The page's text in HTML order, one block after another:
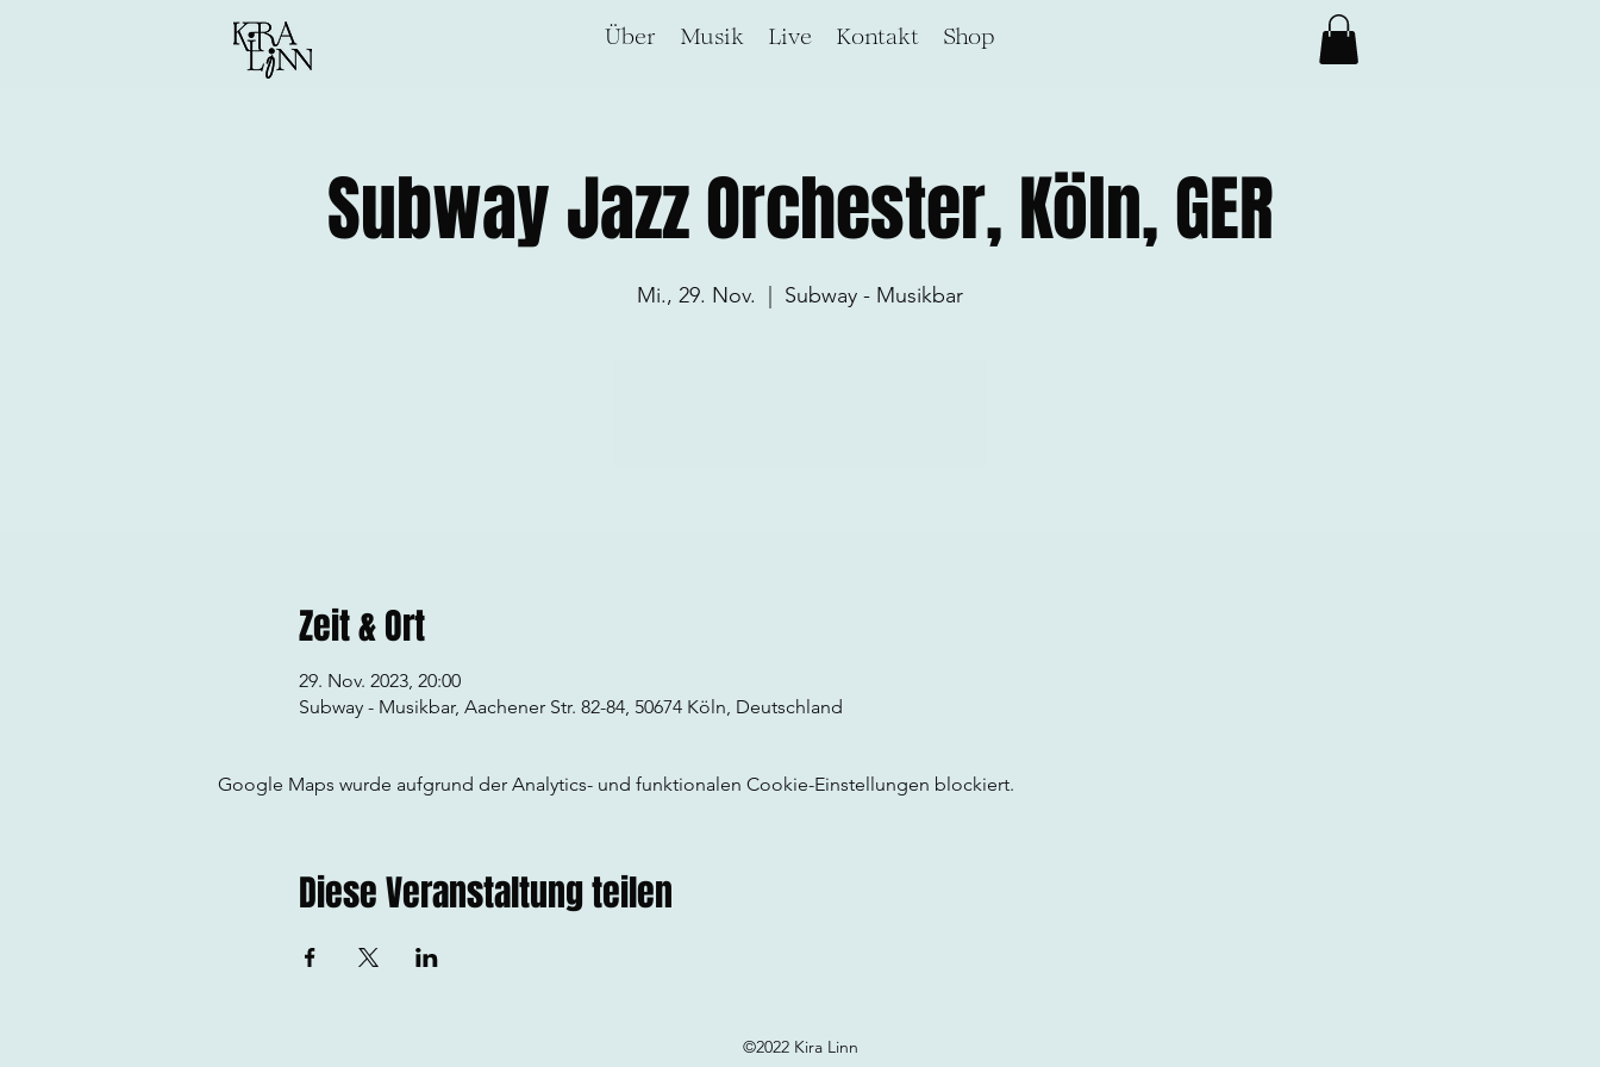
Über Musik Live Kontakt Shop
Subway Jazz Orchester, Köln, GER
Mi., 29. Nov. Subway - Musikbar
Zeit & Ort
29. Nov. 2023, 20:00
Subway - Musikbar, Aachener Str. 82-84, 50674 Köln, Deutschland
Google Maps wurde aufgrund der Analytics- und funktionalen Cookie-Einstellungen blockiert.
Diese Veranstaltung teilen
©2022 Kira Linn